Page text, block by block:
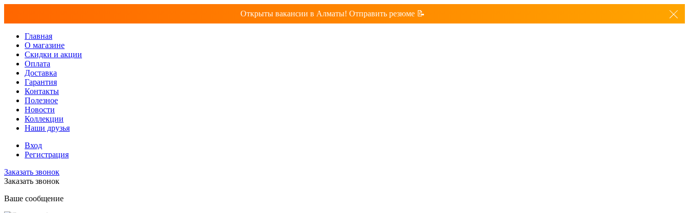
Открыты вакансии в Алматы! Отправить резюме 📝
Главная
О магазине
Скидки и акции
Оплата
Доставка
Гарантия
Контакты
Полезное
Новости
Коллекции
Наши друзья
Вход
Регистрация
Заказать звонок
Заказать звонок
Ваше сообщение